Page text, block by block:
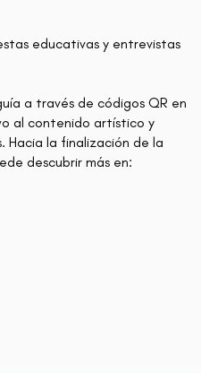
educativas y entrevistas
a través de códigos QR en
al contenido artístico y
Hacia la finalización de la
descubrir más en: